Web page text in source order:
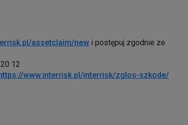
assetclaim/new i postępuj zgodnie ze
12
www.interrisk.pl/interrisk/zglos-szkode/